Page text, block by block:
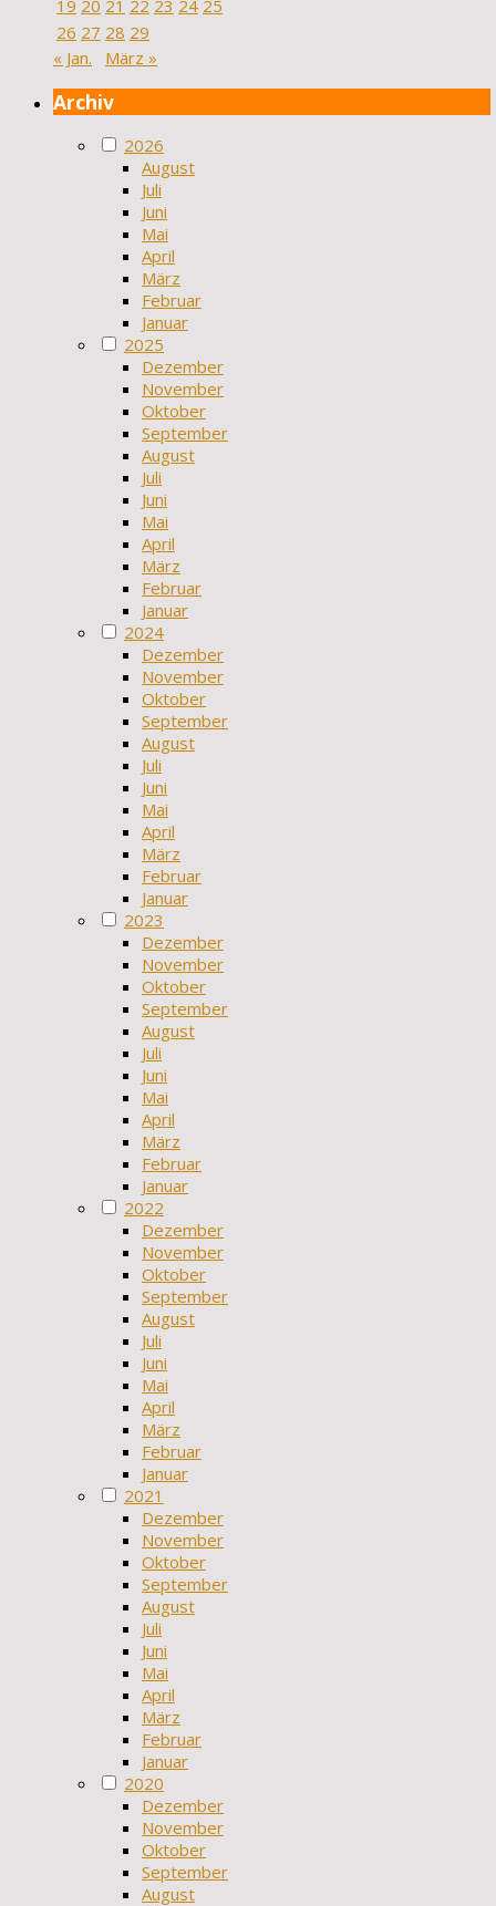
19 20 21 22 23 24 25
26 27 28 29
« Jan.
März »
Archiv
2026
August
Juli
Juni
Mai
April
März
Februar
Januar
2025
Dezember
November
Oktober
September
August
Juli
Juni
Mai
April
März
Februar
Januar
2024
Dezember
November
Oktober
September
August
Juli
Juni
Mai
April
März
Februar
Januar
2023
Dezember
November
Oktober
September
August
Juli
Juni
Mai
April
März
Februar
Januar
2022
Dezember
November
Oktober
September
August
Juli
Juni
Mai
April
März
Februar
Januar
2021
Dezember
November
Oktober
September
August
Juli
Juni
Mai
April
März
Februar
Januar
2020
Dezember
November
Oktober
September
August